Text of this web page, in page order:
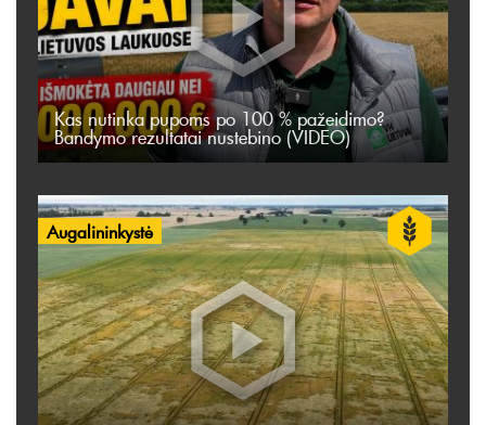
Kas nutinka pupoms po 100 % pažeidimo?
Bandymo rezultatai nustebino (VIDEO)
Augalininkystė